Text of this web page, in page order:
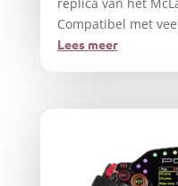
Compatibel met
Lees meer